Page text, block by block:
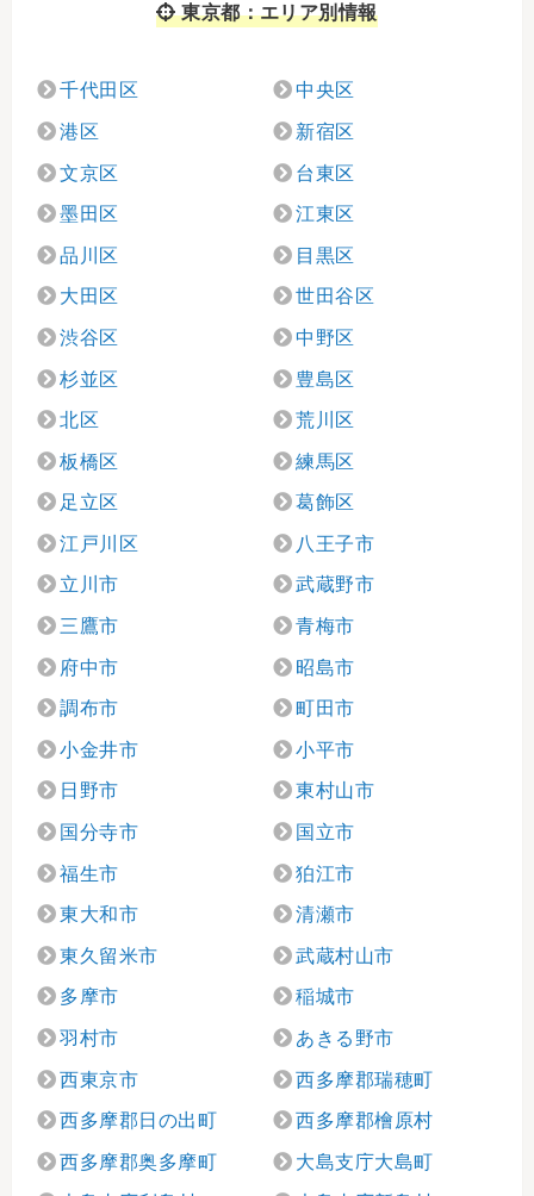
東京都：エリア別情報
千代田区 中央区
港区 新宿区
文京区 台東区
墨田区 江東区
品川区 目黒区
大田区 世田谷区
渋谷区 中野区
杉並区 豊島区
北区 荒川区
板橋区 練馬区
足立区 葛飾区
江戸川区 八王子市
立川市 武蔵野市
三鷹市 青梅市
府中市 昭島市
調布市 町田市
小金井市 小平市
日野市 東村山市
国分寺市 国立市
福生市 狛江市
東大和市 清瀬市
東久留米市 武蔵村山市
多摩市 稲城市
羽村市 あきる野市
西東京市 西多摩郡瑞穂町
西多摩郡日の出町 西多摩郡檜原村
西多摩郡奥多摩町 大島支庁大島町